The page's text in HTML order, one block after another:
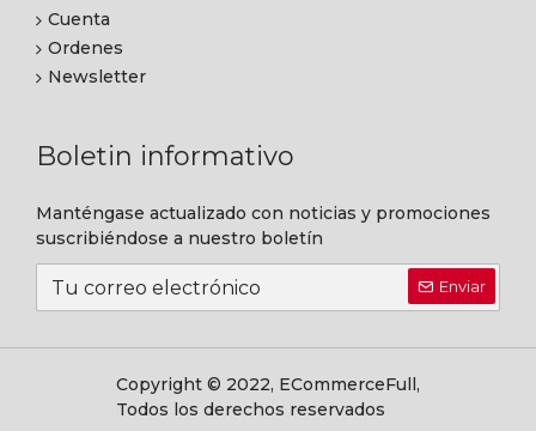
Cuenta
Ordenes
Newsletter
Boletin informativo
Manténgase actualizado con noticias y promociones
suscribiéndose a nuestro boletín
Enviar
Copyright © 2022, ECommerceFull,
Todos los derechos reservados